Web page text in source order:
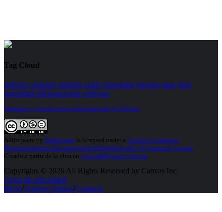
Tag Cloud
telfonia computo gadgets audio fotografia internet apps blog
seguridad infraestructura software
Términos y Condiciones para participar en Trivias.
Addictware by Addictware is licensed under a Creative Commons
Reconocimiento-NoComercial-SinObraDerivada 3.0 Unported License
Creado a partir de la obra en www.addictware.com.mx
Copyrights © 2026 All Rights Reserved by Canvas Inc.
Aviso de privacidad
Inicio/Quiénes Somos/Contacto